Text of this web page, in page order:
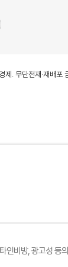
. 무단전재·재배포